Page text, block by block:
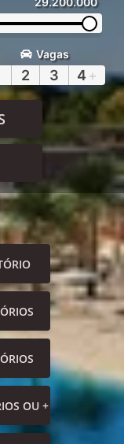
Vagas
2 3 4 +
OU +